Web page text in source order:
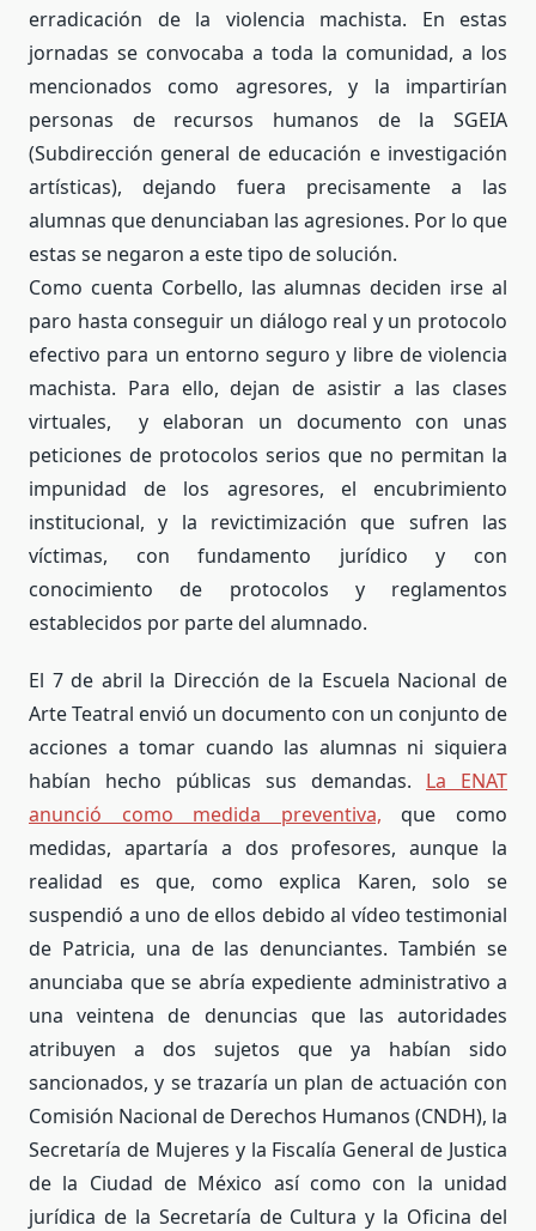
erradicación de la violencia machista. En estas
jornadas se convocaba a toda la comunidad, a los
mencionados como agresores, y la impartirían
personas de recursos humanos de la SGEIA
(Subdirección general de educación e investigación
artísticas), dejando fuera precisamente a las
alumnas que denunciaban las agresiones. Por lo que
estas se negaron a este tipo de solución.
Como cuenta Corbello, las alumnas deciden irse al
paro hasta conseguir un diálogo real y un protocolo
efectivo para un entorno seguro y libre de violencia
machista. Para ello, dejan de asistir a las clases
virtuales, y elaboran un documento con unas
peticiones de protocolos serios que no permitan la
impunidad de los agresores, el encubrimiento
institucional, y la revictimización que sufren las
víctimas, con fundamento jurídico y con
conocimiento de protocolos y reglamentos
establecidos por parte del alumnado.
El 7 de abril la Dirección de la Escuela Nacional de
Arte Teatral envió un documento con un conjunto de
acciones a tomar cuando las alumnas ni siquiera
habían hecho públicas sus demandas. La ENAT
anunció como medida preventiva, que como
medidas, apartaría a dos profesores, aunque la
realidad es que, como explica Karen, solo se
suspendió a uno de ellos debido al vídeo testimonial
de Patricia, una de las denunciantes. También se
anunciaba que se abría expediente administrativo a
una veintena de denuncias que las autoridades
atribuyen a dos sujetos que ya habían sido
sancionados, y se trazaría un plan de actuación con
Comisión Nacional de Derechos Humanos (CNDH), la
Secretaría de Mujeres y la Fiscalía General de Justica
de la Ciudad de México así como con la unidad
jurídica de la Secretaría de Cultura y la Oficina del